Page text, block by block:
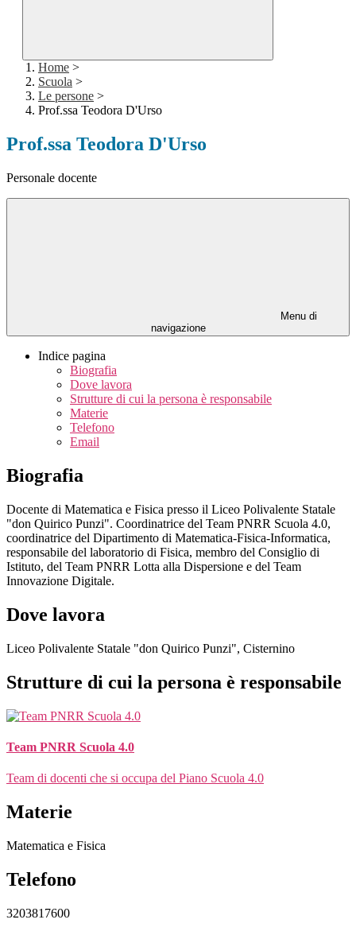
Home >
Scuola >
Le persone >
Prof.ssa Teodora D'Urso
Prof.ssa Teodora D'Urso
Personale docente
Menu di
navigazione
Indice pagina
Biografia
Dove lavora
Strutture di cui la persona è responsabile
Materie
Telefono
Email
Biografia
Docente di Matematica e Fisica presso il Liceo Polivalente Statale
"don Quirico Punzi". Coordinatrice del Team PNRR Scuola 4.0,
coordinatrice del Dipartimento di Matematica-Fisica-Informatica,
responsabile del laboratorio di Fisica, membro del Consiglio di
Istituto, del Team PNRR Lotta alla Dispersione e del Team
Innovazione Digitale.
Dove lavora
Liceo Polivalente Statale "don Quirico Punzi", Cisternino
Strutture di cui la persona è responsabile
Team PNRR Scuola 4.0
Team di docenti che si occupa del Piano Scuola 4.0
Materie
Matematica e Fisica
Telefono
3203817600